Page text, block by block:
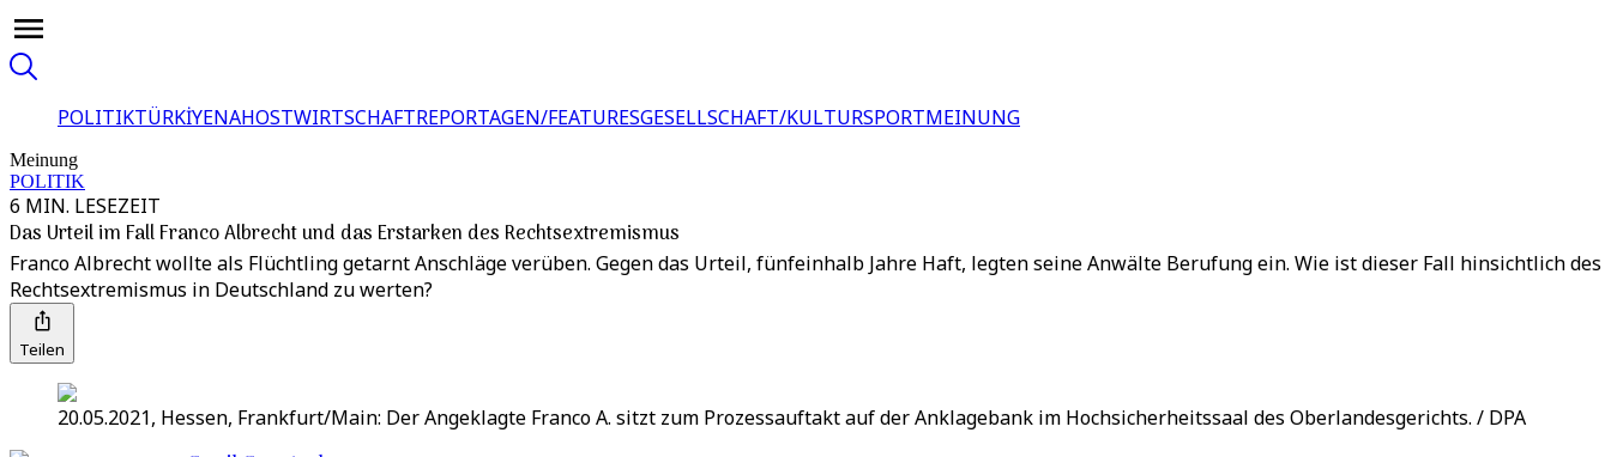
POLITIKTÜRKİYENAHOSTWIRTSCHAFTREPORTAGEN/FEATURESGESELLSCHAFT/KULTURSPORTMEINUNG
Meinung
POLITIK
6 MIN. LESEZEIT
Das Urteil im Fall Franco Albrecht und das Erstarken des Rechtsextremismus
Franco Albrecht wollte als Flüchtling getarnt Anschläge verüben. Gegen das Urteil, fünfeinhalb Jahre Haft, legten seine Anwälte Berufung ein. Wie ist dieser Fall hinsichtlich des
Rechtsextremismus in Deutschland zu werten?
Teilen
20.05.2021, Hessen, Frankfurt/Main: Der Angeklagte Franco A. sitzt zum Prozessauftakt auf der Anklagebank im Hochsicherheitssaal des Oberlandesgerichts. / DPA